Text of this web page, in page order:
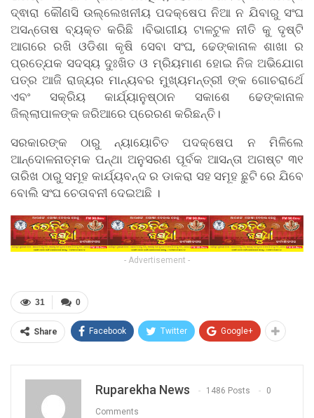
ଦ୍ଵାରା କୌଣସି ଉଲ୍ଲେଖନୀୟ ପଦକ୍ଷେପ ନିଆ ନ ଯିବାରୁ ସଂଘ
ଅସନ୍ତୋଷ ବ୍ୟକ୍ତ କରିଛି ।ବିଭାଗୀୟ ଟାଳଟୁଳ ନୀତି କୁ ଦୃଷ୍ଟି
ଆଗରେ ରଖି ଓଡିଶା କୃଷି ସେବା ସଂଘ, ଢେଙ୍କାନାଳ ଶାଖା ର
ପ୍ରତ୍ଯେକ ସଦସ୍ୟ ଦୁଃଖିତ ଓ ମ୍ରିୟମାଣ ହୋଇ ନିଜ ଅଭିଯୋଗ
ପତ୍ର ଆଜି ରାଜ୍ୟର ମାନ୍ୟବର ମୁଖ୍ୟମନ୍ତ୍ରୀ ଙ୍କ ଗୋଚରାର୍ଥେ
ଏବଂ ସକ୍ରିୟ କାର୍ଯ୍ୟାନୁଷ୍ଠାନ ସକାଶେ ଢେଙ୍କାନାଳ
ଜିଲ୍ଲାପାଳଙ୍କ ଜରିଆରେ ପ୍ରେରଣ କରିଛନ୍ତି।
ସରକାରଙ୍କ ଠାରୁ ନ୍ୟାୟୋଚିତ ପଦକ୍ଷେପ ନ ମିଳିଲେ
ଆନ୍ଦୋଳନାତ୍ମକ ପନ୍ଥା ଅନୁସରଣ ପୂର୍ବକ ଆସନ୍ତା ଅଗଷ୍ଟ ୩୧
ତାରିଖ ଠାରୁ ସମୂହ କାର୍ଯ୍ୟବନ୍ଦ ର ଡାକରା ସହ ସମୂହ ଛୁଟି ରେ ଯିବେ
ବୋଲି ସଂଘ ଚେତାବନୀ ଦେଇଅଛି ।
- Advertisement -
0
31
Share Facebook Twitter Google+
Ruparekha News 1486 Posts 0
Comments